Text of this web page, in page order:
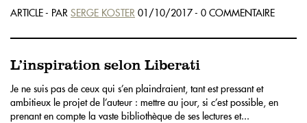
ARTICLE - PAR SERGE KOSTER 01/10/2017 - 0 COMMENTAIRE
L’inspiration selon Liberati
Je ne suis pas de ceux qui s’en plaindraient, tant est pressant et
ambitieux le projet de l’auteur : mettre au jour, si c’est possible, en
prenant en compte la vaste bibliothèque de ses lectures et...